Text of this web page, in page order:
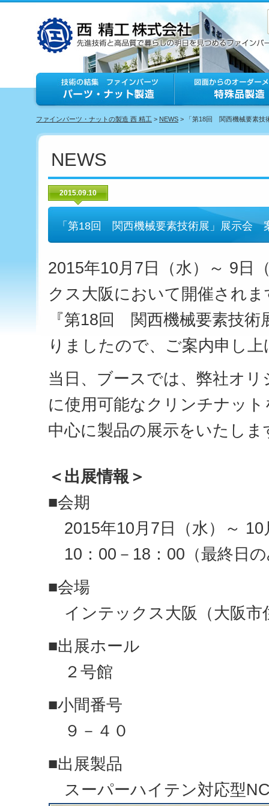
ファインパーツ・ナットの製造 西 精工 > NEWS > 「第18回 関西機械要素技
NEWS
2015.09.10
「第18回 関西機械要素技術展」展示会
2015年10月7日（水）～ 9日
クス大阪において開催されま
『第18回 関西機械要素技
りましたので、ご案内申し
当日、ブースでは、弊社オ
に使用可能なクリンチナット
中心に製品の展示をいたしま
＜出展情報＞
■会期
2015年10月7日（水）～ 10
10：00－18：00（最終日
■会場
インテックス大阪（大阪市
■出展ホール
２号館
■小間番号
９－４０
■出展製品
スーパーハイテン対応型